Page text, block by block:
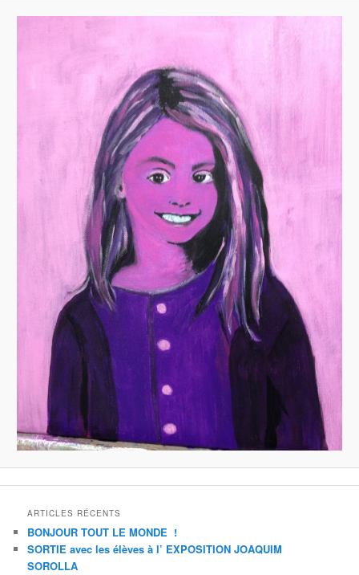
ARTICLES RÉCENTS
BONJOUR TOUT LE MONDE !
SORTIE avec les élèves à l’ EXPOSITION JOAQUIM
SOROLLA